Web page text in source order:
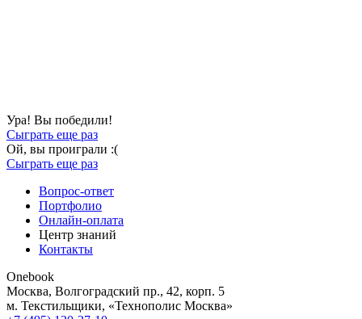
Ура! Вы победили!
Сыграть еще раз
Ой, вы проиграли :(
Сыграть еще раз
Вопрос-ответ
Портфолио
Онлайн-оплата
Центр знаний
Контакты
Onebook
Москва, Волгоградский пр., 42, корп. 5
м. Текстильщики, «Технополис Москва»